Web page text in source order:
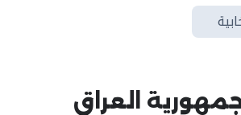
جمهورية العراق